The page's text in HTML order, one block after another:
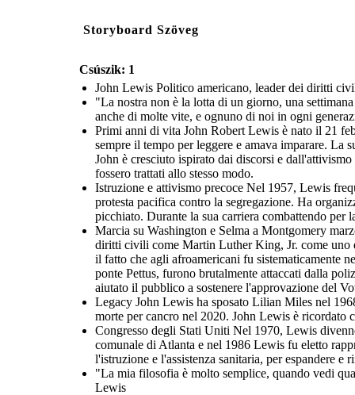
Storyboard Szöveg
Csúszik: 1
John Lewis Politico americano, leader dei diritti
"La nostra non è la lotta di un giorno, una
anche di molte vite, e ognuno di noi in ogni
Primi anni di vita John Robert Lewis è nato il 21
sempre il tempo per leggere e amava imparare. La
John è cresciuto ispirato dai discorsi e
fossero trattati allo stesso modo.
Istruzione e attivismo precoce Nel 1957, Lewis
protesta pacifica contro la segregazione. Ha
picchiato. Durante la sua carriera combattendo per
Marcia su Washington e Selma a Montgomery
diritti civili come Martin Luther King, Jr. come uno
il fatto che agli afroamericani fu sistematicamente
ponte Pettus, furono brutalmente attaccati dalla
aiutato il pubblico a sostenere l'approvazione del
Legacy John Lewis ha sposato Lilian Miles nel
morte per cancro nel 2020. John Lewis è ricordato
Congresso degli Stati Uniti Nel 1970, Lewis
comunale di Atlanta e nel 1986 Lewis fu eletto
l'istruzione e l'assistenza sanitaria, per espandere
"La mia filosofia è molto semplice, quando vedi
Lewis